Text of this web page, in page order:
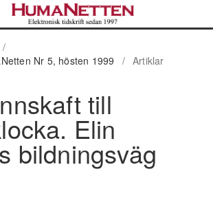
/
Nr 5, hösten 1999
/ Artiklar
till
Elin
bildningsväg